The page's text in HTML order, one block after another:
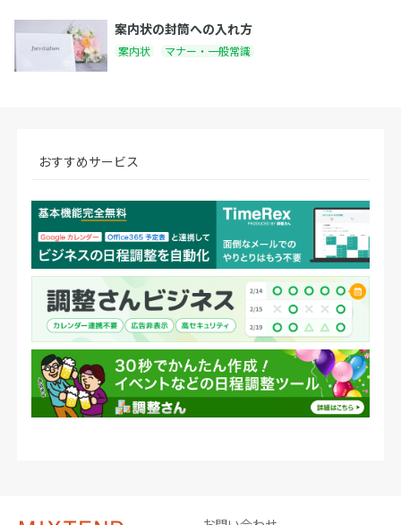
案内状の封筒への入れ方
案内状 マナー・一般常識
おすすめサービス